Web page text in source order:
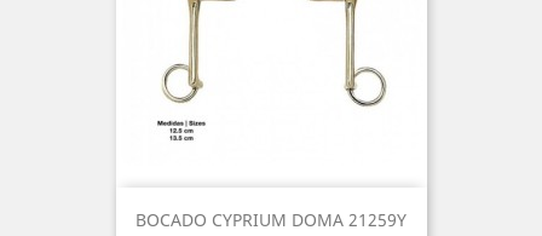
BOCADO CYPRIUM DOMA 21259Y